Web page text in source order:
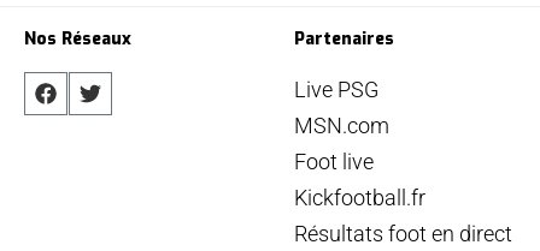
Nos Réseaux Partenaires
Live PSG
MSN.com
Foot live
Kickfootball.fr
Résultats foot en direct